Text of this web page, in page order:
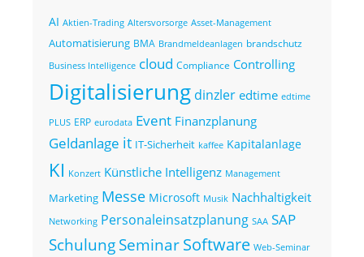
AI Aktien-Trading Altersvorsorge Asset-Management
Automatisierung BMA Brandmeldeanlagen brandschutz
Business Intelligence cloud Compliance Controlling
Digitalisierung dinzler edtime edtime
PLUS ERP eurodata Event Finanzplanung
Geldanlage it IT-Sicherheit kaffee Kapitalanlage
KI Konzert Künstliche Intelligenz Management
Marketing Messe Microsoft Musik Nachhaltigkeit
Networking Personaleinsatzplanung SAA SAP
SchulungSeminarSoftware Web-Seminar